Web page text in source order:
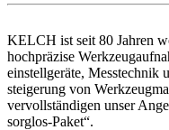
KELCH ist seit 80 Jahren
hochpräzise
einstellgeräte, Messtechnik
steigerung von
vervollständigen unser
sorglos-Paket“.